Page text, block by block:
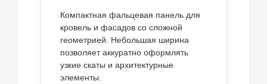
Компактная фальцевая панель для
кровель и фасадов со сложной
геометрией. Небольшая ширина
позволяет аккуратно оформлять
узкие скаты и архитектурные
элементы.